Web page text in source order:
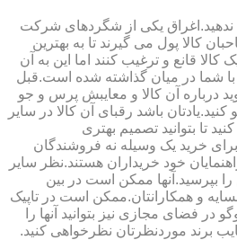
ندهید.اغراق یکی از شگردهای شرکت
کالا پول می گیرند تا به بهترین
قانع و ترغیب کنند اما این به آن
شما در میان گذاشته شده است.قبل
درباره آن کالا و معایبش پرس و جو
باشد رقبای آن کالا در سایر
تا بتوانید تصمیم بهتری
برای خرید یک وسیله نه فروشندگان
خود خریداران هستند.نظر سایر
بپرسید.آنها ممکن است در بین
و همکارانتان.ممکن است در تاپیک
فضای مجازی نیز بتوانید آنها را
برند موردنظرتان نظرخواهی کنید.